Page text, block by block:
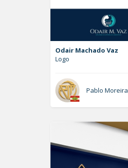
Odair Machado Vaz
Logo
Pablo Moreira